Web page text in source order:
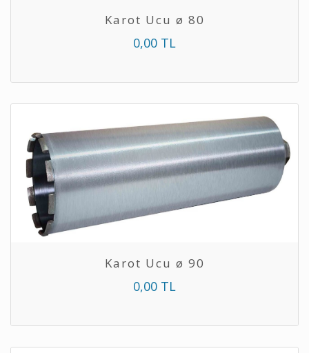
Karot Ucu ø 80
0,00 TL
Karot Ucu ø 90
0,00 TL